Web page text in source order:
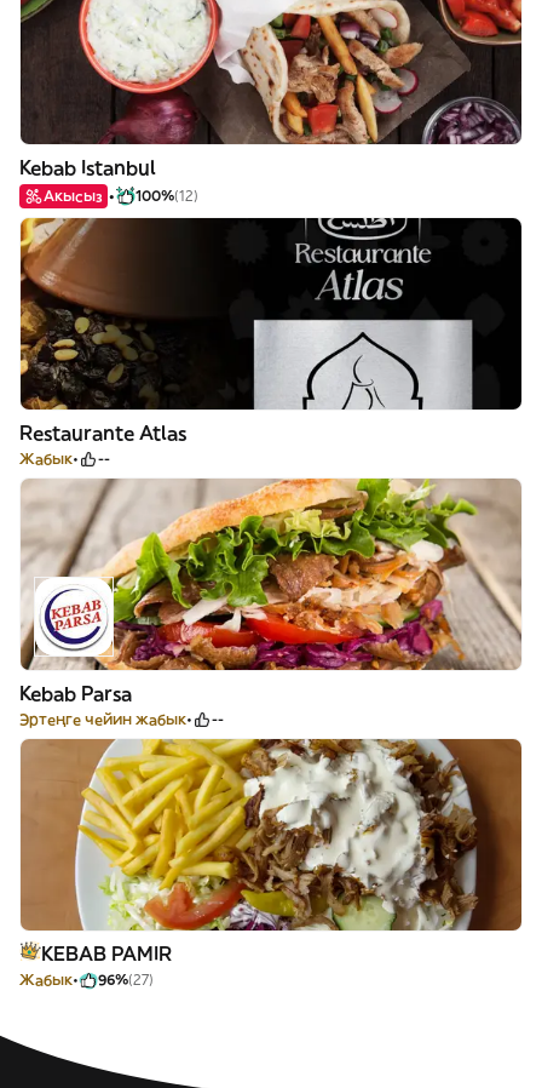
Kebab Istanbul
Акысыз 100%(12)
Restaurante Atlas
Жабык --
Kebab Parsa
Эртеңге чейин жабык --
KEBAB PAMIR
Жабык 96%(27)